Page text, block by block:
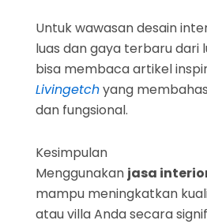
Untuk wawasan desain
luas dan gaya terbaru dari
bisa membaca artikel
Livingetchyang
dan fungsional.
Kesimpulan
Menggunakan jasa
mampu meningkatkan
atau villa Anda secara